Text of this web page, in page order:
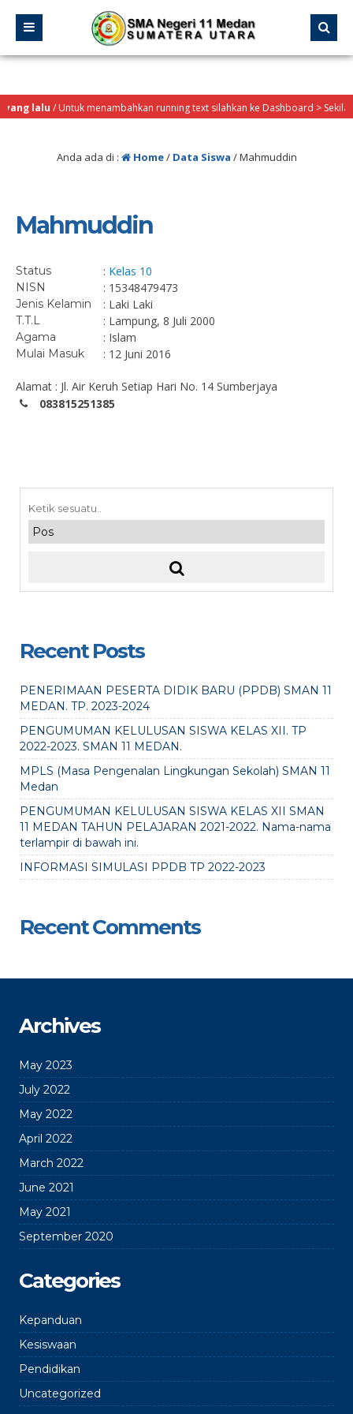
lalu/ Untuk menambahkan running text silahkan ke Dashboard > Sekilas
Anda ada di : Home/ Data Siswa /Mahmuddin
Mahmuddin
Status : Kelas 10
NISN : 15348479473
Jenis Kelamin : Laki Laki
T.T.L : Lampung, 8 Juli 2000
Agama : Islam
Mulai Masuk : 12 Juni 2016
Alamat : Jl. Air Keruh Setiap Hari No. 14 Sumberjaya
083815251385
Recent Posts
PENERIMAAN PESERTA DIDIK BARU (PPDB) SMAN 11
MEDAN. TP. 2023-2024
PENGUMUMAN KELULUSAN SISWA KELAS XII. TP
2022-2023. SMAN 11 MEDAN.
MPLS (Masa Pengenalan Lingkungan Sekolah) SMAN 11
Medan
PENGUMUMAN KELULUSAN SISWA KELAS XII SMAN
11 MEDAN TAHUN PELAJARAN 2021-2022. Nama-nama
terlampir di bawah ini.
INFORMASI SIMULASI PPDB TP 2022-2023
Recent Comments
Archives
May 2023
July 2022
May 2022
April 2022
March 2022
June 2021
May 2021
September 2020
Categories
Kepanduan
Kesiswaan
Pendidikan
Uncategorized